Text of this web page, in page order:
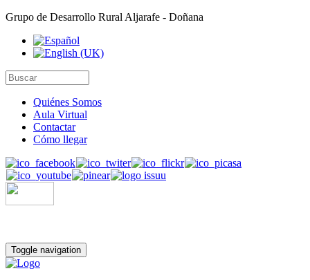
Grupo de Desarrollo Rural Aljarafe - Doñana
Quiénes Somos
Aula Virtual
Contactar
Cómo llegar
Toggle navigation